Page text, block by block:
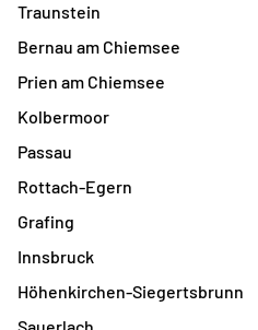
Traunstein
Bernau am Chiemsee
Prien am Chiemsee
Kolbermoor
Passau
Rottach-Egern
Grafing
Innsbruck
Höhenkirchen-Siegertsbrunn